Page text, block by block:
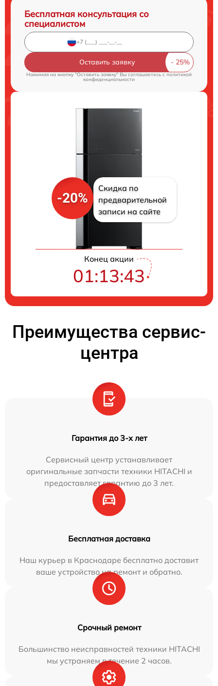
Бесплатная консультация со
специалистом
Оставить заявку
Нажимая на кнопку "Оставить заявку" Вы соглашаетесь cполитикой
конфиденциальности
-20%
Скидка по
предварительной
записи на сайте
Конец акции
01:13:42
Преимущества сервис-
центра
Гарантия до 3-х лет
Сервисный центр устанавливает
оригинальные запчасти техники HITACHI и
предоставляет гарантию до 3 лет.
Бесплатная доставка
Наш курьер в Краснодаре бесплатно доставит
ваше устройство на ремонт и обратно.
Срочный ремонт
Большинство неисправностей техники HITACHI
мы устраняем в течение 2 часов.